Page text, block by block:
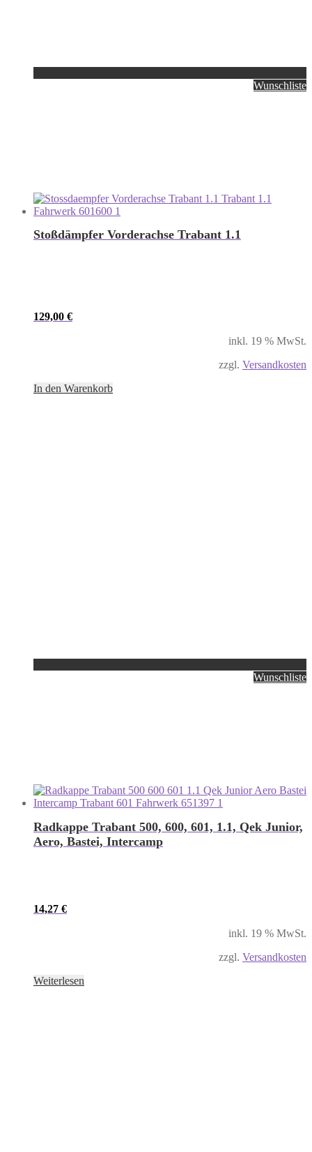
Wunschliste
Stoßdämpfer Vorderachse Trabant 1.1
129,00 €
inkl. 19 % MwSt.
zzgl. Versandkosten
In den Warenkorb
Wunschliste
Radkappe Trabant 500, 600, 601, 1.1, Qek Junior,
Aero, Bastei, Intercamp
14,27 €
inkl. 19 % MwSt.
zzgl. Versandkosten
Weiterlesen